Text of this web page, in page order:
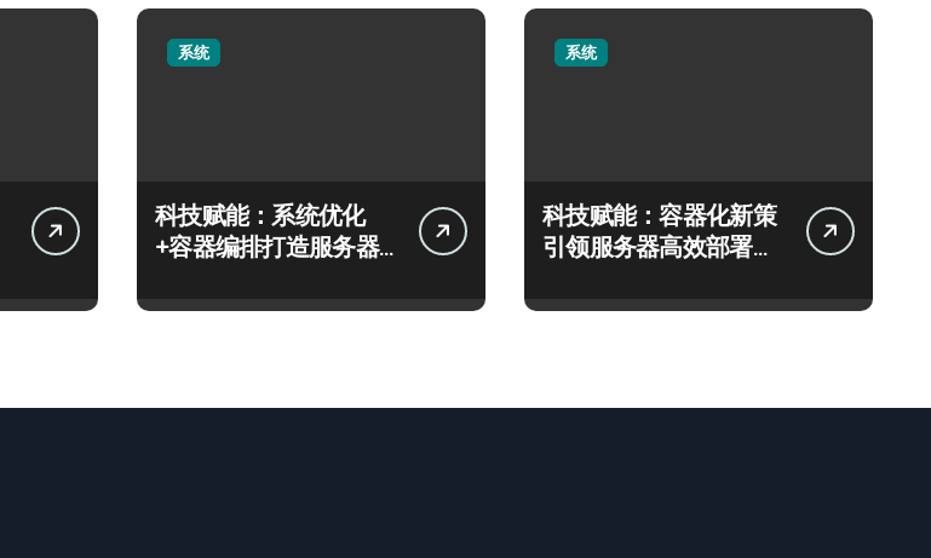
系统
科技赋能：系统优化
+容器编排打造服务器
系统
科技赋能：容器化新策
引领服务器高效部署与